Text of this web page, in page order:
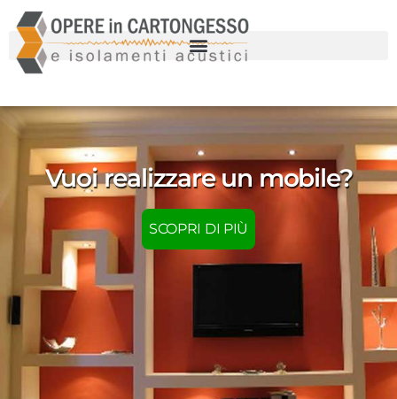
Vuoi realizzare un mobile?
SCOPRI DI PIÙ